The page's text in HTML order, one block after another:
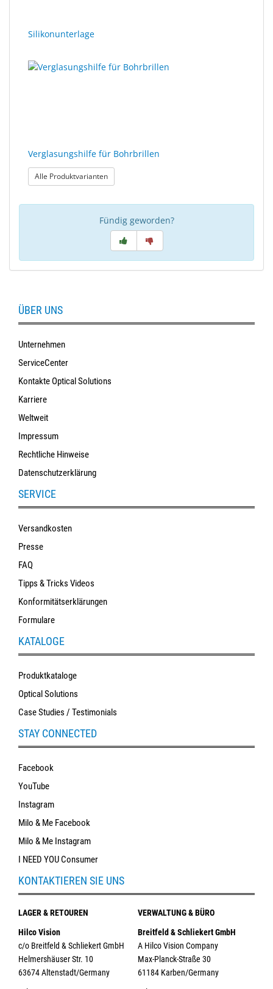
Silikonunterlage
Verglasungshilfe für Bohrbrillen
Alle Produktvarianten: Verglasungshilfe für Bohrbrillen
Fündig geworden?
ÜBER UNS
Unternehmen
ServiceCenter
Kontakte Optical Solutions
Karriere
Weltweit
Impressum
Rechtliche Hinweise
Datenschutzerklärung
SERVICE
Versandkosten
Presse
FAQ
Tipps & Tricks Videos
Konformitätserklärungen
Formulare
KATALOGE
Produktkataloge
Optical Solutions
Case Studies / Testimonials
STAY CONNECTED
Facebook
YouTube
Instagram
Milo & Me Facebook
Milo & Me Instagram
I NEED YOU Consumer
KONTAKTIEREN SIE UNS
LAGER & RETOUREN
Hilco Vision
c/o Breitfeld & Schliekert GmbH
Helmershäuser Str. 10
63674 Altenstadt/Germany
VERWALTUNG & BÜRO
Breitfeld & Schliekert GmbH
A Hilco Vision Company
Max-Planck-Straße 30
61184 Karben/Germany